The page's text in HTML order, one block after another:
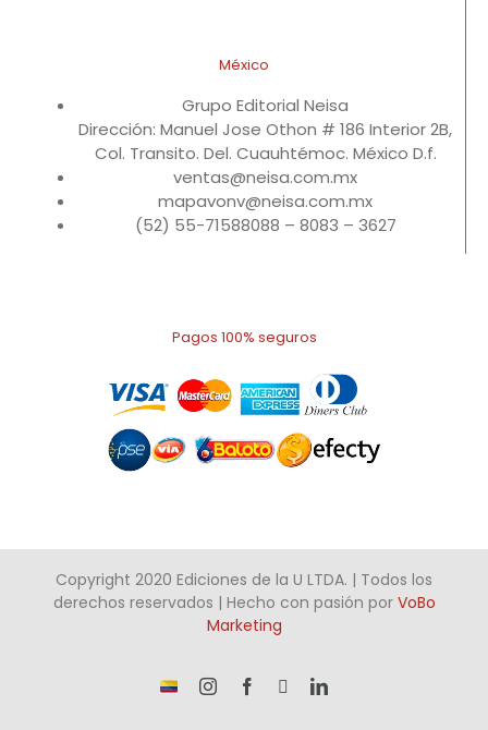
México
Grupo Editorial Neisa
Dirección: Manuel Jose Othon # 186 Interior 2B,
Col. Transito. Del. Cuauhtémoc. México D.f.
ventas@neisa.com.mx
mapavonv@neisa.com.mx
(52) 55-71588088 – 8083 – 3627
Pagos 100% seguros
Copyright 2020 Ediciones de la U LTDA. | Todos los
derechos reservados | Hecho con pasión por VoBo
Marketing
¡Somos InstagramFacebook LinkedIn